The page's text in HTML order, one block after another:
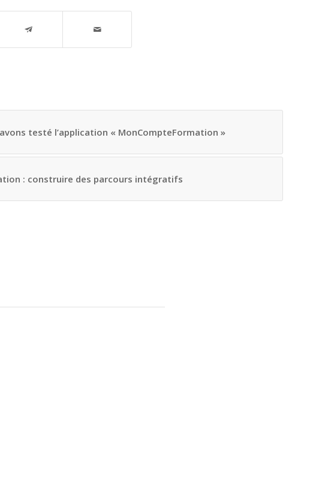
testé l’application « MonCompteFormation »
: construire des parcours intégratifs